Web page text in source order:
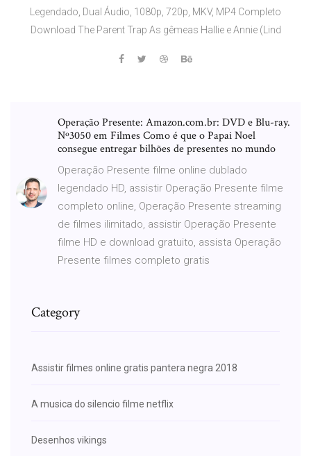
Legendado, Dual Áudio, 1080p, 720p, MKV, MP4 Completo
Download The Parent Trap As gêmeas Hallie e Annie (Lind
Operação Presente: Amazon.com.br: DVD e Blu-ray.
Nº3050 em Filmes Como é que o Papai Noel
consegue entregar bilhões de presentes no mundo
Operação Presente filme online dublado
legendado HD, assistir Operação Presente filme
completo online, Operação Presente streaming
de filmes ilimitado, assistir Operação Presente
filme HD e download gratuito, assista Operação
Presente filmes completo gratis
Category
Assistir filmes online gratis pantera negra 2018
A musica do silencio filme netflix
Desenhos vikings